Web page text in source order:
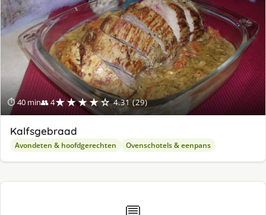
⏱ 40 min👥 4★★★★☆ 4.31 (29)
Kalfsgebraad
Avondeten & hoofdgerechten Ovenschotels & eenpans